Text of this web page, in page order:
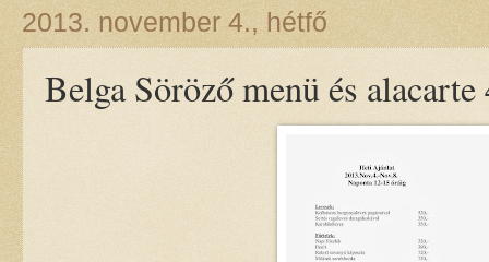
2013. november 4., hétfő
Belga Söröző menü és alacarte